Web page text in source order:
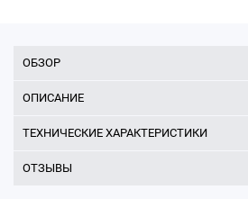
ОБЗОР
ОПИСАНИЕ
ТЕХНИЧЕСКИЕ ХАРАКТЕРИСТИКИ
ОТЗЫВЫ